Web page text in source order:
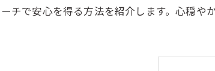
チで安心を得る方法を紹介します。心穏や